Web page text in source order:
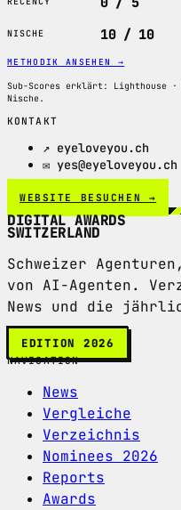
NISCHE 10 / 10
METHODIK ANSEHEN →
Sub-Scores erklärt: Lighthouse ·
Nische.
KONTAKT
↗ eyeloveyou.ch
✉ yes@eyeloveyou.ch
WEBSITE BESUCHEN →
DIGITAL AWARDS
SWITZERLAND
Schweizer
von AI-Agenten.
News und die
EDITION 2026
NAVIGATION
News
Vergleiche
Verzeichnis
Nominees 2026
Reports
Awards